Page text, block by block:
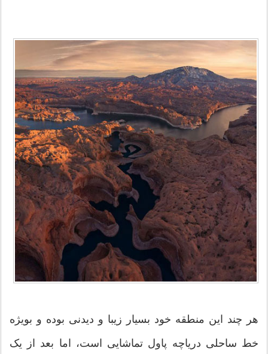
هر چند این منطقه خود بسیار زیبا و دیدنی بوده و بویژه
خط ساحلی دریاچه پاول تماشایی است، اما بعد از یک